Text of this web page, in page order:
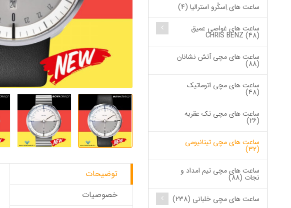
ساعت های اِسکُرو استرالیا (4)
ساعت های غواصی عمیق
CHRIS BENZ (48)
ساعت های مچی آتش نشانان
(88)
ساعت های مچی اتوماتیک
(48)
ساعت های مچی تک عقربه
(26)
ساعت های مچی تیتانیومی
(32)
ساعت های مچی تیم امداد و
نجات (88)
ساعت های مچی خلبانی (238)
توضیحات
خصوصیات